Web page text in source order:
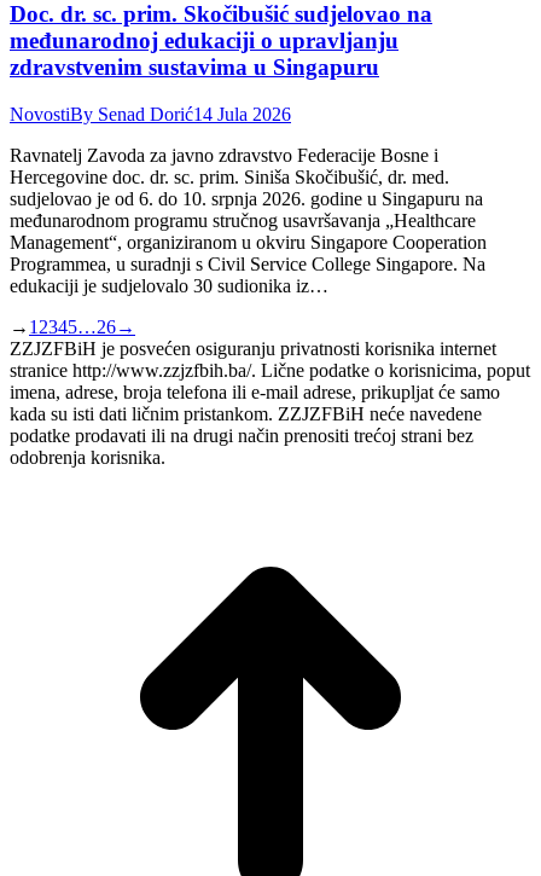
Doc. dr. sc. prim. Skočibušić sudjelovao na
međunarodnoj edukaciji o upravljanju
zdravstvenim sustavima u Singapuru
NovostiBy Senad Dorić14 Jula 2026
Ravnatelj Zavoda za javno zdravstvo Federacije Bosne i
Hercegovine doc. dr. sc. prim. Siniša Skočibušić, dr. med.
sudjelovao je od 6. do 10. srpnja 2026. godine u Singapuru na
međunarodnom programu stručnog usavršavanja „Healthcare
Management“, organiziranom u okviru Singapore Cooperation
Programmea, u suradnji s Civil Service College Singapore. Na
edukaciji je sudjelovalo 30 sudionika iz…
→ 1 2345…26→
ZZJZFBiH je posvećen osiguranju privatnosti korisnika internet
stranice http://www.zzjzfbih.ba/. Lične podatke o korisnicima, poput
imena, adrese, broja telefona ili e-mail adrese, prikupljat će samo
kada su isti dati ličnim pristankom. ZZJZFBiH neće navedene
podatke prodavati ili na drugi način prenositi trećoj strani bez
odobrenja korisnika.